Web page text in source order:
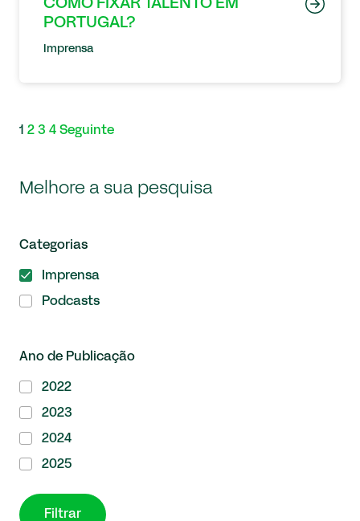
COMO FIXAR TALENTO EM
PORTUGAL?
Imprensa
1 2 3 4 Seguinte
Melhore a sua pesquisa
Categorias
Imprensa
Podcasts
Ano de Publicação
2022
2023
2024
2025
Filtrar